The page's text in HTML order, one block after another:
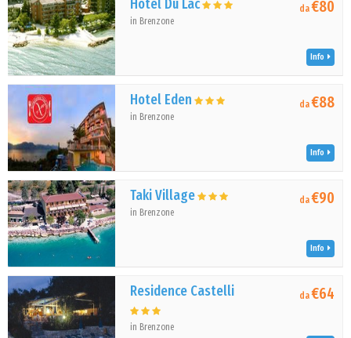
Hotel Du Lac
in Brenzone
da€80
Info
Hotel Eden
in Brenzone
da€88
Info
Taki Village
in Brenzone
da€90
Info
Residence Castelli
in Brenzone
da€64